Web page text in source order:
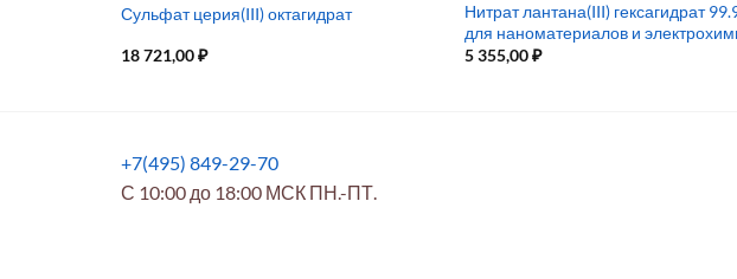
Сульфат церия(III) октагидрат
18 721,00₽
Нитрат лантана(III) гексагидрат
для наноматериалов и
5 355,00₽
+7(495) 849-29-70
С 10:00 до 18:00 МСК ПН.-ПТ.